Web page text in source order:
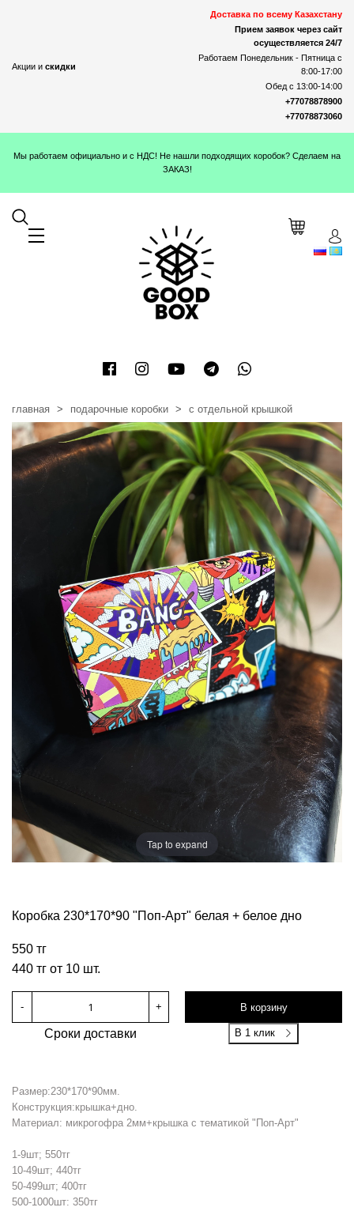
Акции и скидки
Доставка по всему Казахстану
Прием заявок через сайт
осуществляется 24/7
Работаем Понедельник - Пятница с
8:00-17:00
Обед с 13:00-14:00
+77078878900
+77078873060
Мы работаем официально и с НДС! Не нашли подходящих коробок? Сделаем на
ЗАКАЗ!
главная подарочные коробки с отдельной крышкой
Tap to expand
Коробка 230*170*90 "Поп-Арт" белая + белое дно
550 тг
440 тг от 10 шт.
- + В корзину
Сроки доставки В 1 клик
Размер:230*170*90мм.
Конструкция:крышка+дно.
Материал: микрогофра 2мм+крышка с тематикой "Поп-Арт"
1-9шт; 550тг
10-49шт; 440тг
50-499шт; 400тг
500-1000шт: 350тг